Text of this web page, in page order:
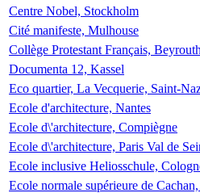
Centre Nobel, Stockholm
Cité manifeste, Mulhouse
Collège Protestant Français,
Documenta 12, Kassel
Eco quartier, La Vecquerie, Saint-
Ecole d'architecture, Nantes
Ecole d\'architecture, Compiègne
Ecole d\'architecture, Paris Val de
Ecole inclusive Heliosschule,
Ecole normale supérieure de